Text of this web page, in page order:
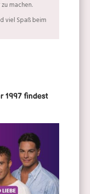
machen.
viel Spaß beim
1997 findest